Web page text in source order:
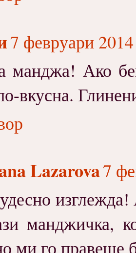
7 февруари
манджа! Ако
вкусна.
Lazarova7
манджичка,
ми го